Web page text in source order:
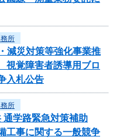
所
減災対策等強化事業推
覚障害者誘導用ブロ
入札公告
所
通学路緊急対策補助
工事に関する一般競争